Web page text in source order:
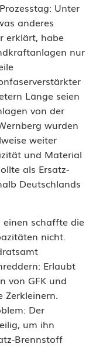
Unter
anderes
erklärt, habe
nur
Länge seien
von der
wurden
weiter
und Material
als Ersatz-
Deutschlands
einen schaffte die
nicht.
Erlaubt
von GFK und
Zerkleinern.
Der
um ihn
Brennstoff